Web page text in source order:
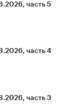
часть 5
часть 4
часть 3